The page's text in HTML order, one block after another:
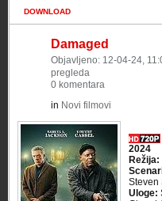
DOWNLOAD
Damaged
Objavljeno: 12-04-24,
pregleda
0 komentara
in Novi filmovi
2024
Režija:
Steven
Uloge: